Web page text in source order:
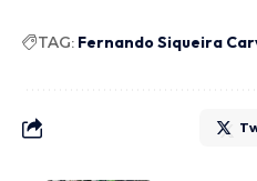
TAG: Fernando Siqueira